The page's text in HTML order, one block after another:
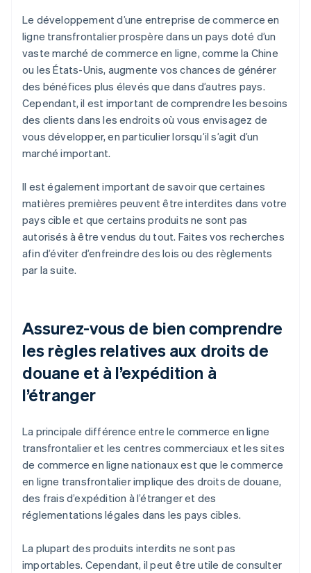
Le développement d’une entreprise de commerce en
ligne transfrontalier prospère dans un pays doté d’un
vaste marché de commerce en ligne, comme la Chine
ou les États-Unis, augmente vos chances de générer
des bénéfices plus élevés que dans d’autres pays.
Cependant, il est important de comprendre les besoins
des clients dans les endroits où vous envisagez de
vous développer, en particulier lorsqu’il s’agit d’un
marché important.
Il est également important de savoir que certaines
matières premières peuvent être interdites dans votre
pays cible et que certains produits ne sont pas
autorisés à être vendus du tout. Faites vos recherches
afin d’éviter d’enfreindre des lois ou des règlements
par la suite.
Assurez-vous de bien comprendre
les règles relatives aux droits de
douane et à l’expédition à
l’étranger
La principale différence entre le commerce en ligne
transfrontalier et les centres commerciaux et les sites
de commerce en ligne nationaux est que le commerce
en ligne transfrontalier implique des droits de douane,
des frais d’expédition à l’étranger et des
réglementations légales dans les pays cibles.
La plupart des produits interdits ne sont pas
importables. Cependant, il peut être utile de consulter